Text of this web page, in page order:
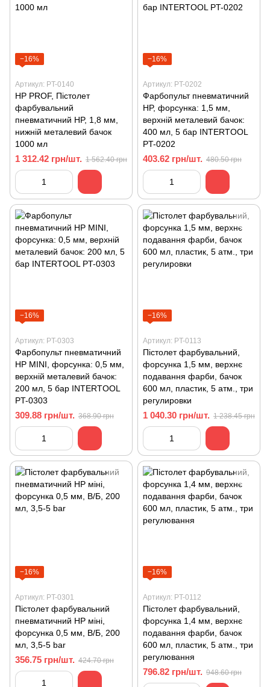
−16%
Артикул: PT-0140
HP PROF, Пістолет
фарбувальний
пневматичний HP, 1,8 мм,
нижній металевий бачок
1000 мл
1 312.42 грн/шт. 1 562.40 грн
−16%
Артикул: PT-0202
Фарбопульт пневматичний
HP, форсунка: 1,5 мм,
верхній металевий бачок:
400 мл, 5 бар INTERTOOL
PT-0202
403.62 грн/шт. 480.50 грн
−16%
Артикул: PT-0303
Фарбопульт пневматичний
HP MINI, форсунка: 0,5 мм,
верхній металевий бачок:
200 мл, 5 бар INTERTOOL
PT-0303
309.88 грн/шт. 368.90 грн
−16%
Артикул: PT-0113
Пістолет фарбувальний,
форсунка 1,5 мм, верхнє
подавання фарби, бачок
600 мл, пластик, 5 атм., три
регулировки
1 040.30 грн/шт. 1 238.45 грн
−16%
Артикул: PT-0301
Пістолет фарбувальний
пневматичний HP міні,
форсунка 0,5 мм, В/Б, 200
мл, 3,5-5 bar
356.75 грн/шт. 424.70 грн
−16%
Артикул: PT-0112
Пістолет фарбувальний,
форсунка 1,4 мм, верхнє
подавання фарби, бачок
600 мл, пластик, 5 атм., три
регулювання
796.82 грн/шт. 948.60 грн